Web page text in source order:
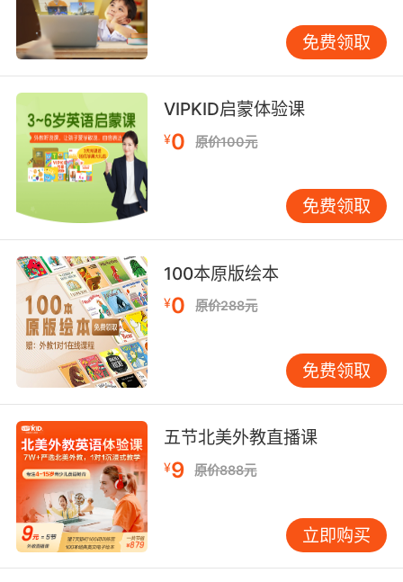
run，在画画draw，在唱歌sing。然后再将对相
关内容进行拓展学习，通过把同一个单词借助不
同的表达方式重复使用，加深孩子对该单词的理
解跟应用。
除此之外，如果家长自身的英语水平不理想，无
法为孩子进行英语启蒙。也可为孩子报读
语在线平台，让孩子接受专业的外教辅导。
免费领取
VIPKID启蒙体验课
¥0 原价100元
免费领取
100本原版绘本
¥0 原价288元
免费领取
五节北美外教直播课
¥9 原价888元
立即购买